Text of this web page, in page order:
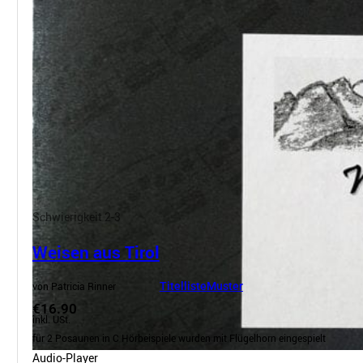
Schwierigkeit 2-3
Weisen aus Tirol
von Patricia Rinner TitellisteMuster
€16.90
inkl. USt.
für 2 Posaunen in C Hörbeispiele wurden mit Flügelhorn eingespielt
Audio-Player